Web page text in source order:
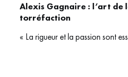
Alexis Gagnaire : l’art de
torréfaction
« La rigueur et la passion sont